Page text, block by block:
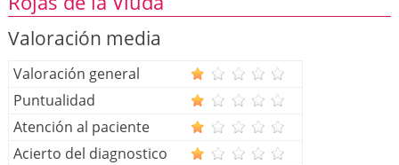
Valoración media
Valoración general
Puntualidad
Atención al paciente
Acierto del diagnostico